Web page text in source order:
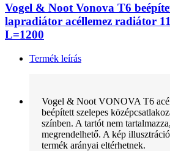
Vogel & Noot Vonova T6
lapradiátor acéllemez radiátor
L=1200
Termék leírás
Vogel & Noot VONOVA T6
beépített szelepes
színben. A tartót nem
megrendelhető. A kép
termék arányai eltérhetnek.